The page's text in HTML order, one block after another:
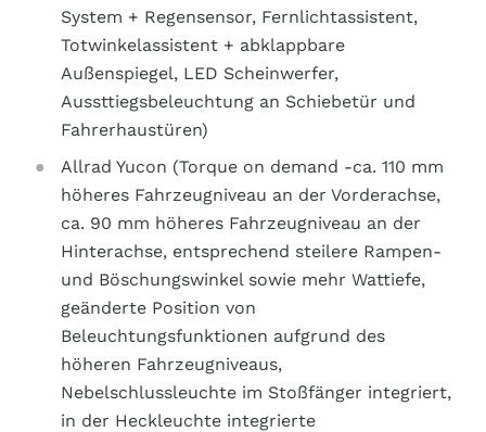
System + Regensensor, Fernlichtassistent,
Totwinkelassistent + abklappbare
Außenspiegel, LED Scheinwerfer,
Aussttiegsbeleuchtung an Schiebetür und
Fahrerhaustüren)
Allrad Yucon (Torque on demand -ca. 110 mm
höheres Fahrzeugniveau an der Vorderachse,
ca. 90 mm höheres Fahrzeugniveau an der
Hinterachse, entsprechend steilere Rampen-
und Böschungswinkel sowie mehr Wattiefe,
geänderte Position von
Beleuchtungsfunktionen aufgrund des
höheren Fahrzeugniveaus,
Nebelschlussleuchte im Stoßfänger integriert,
in der Heckleuchte integrierte